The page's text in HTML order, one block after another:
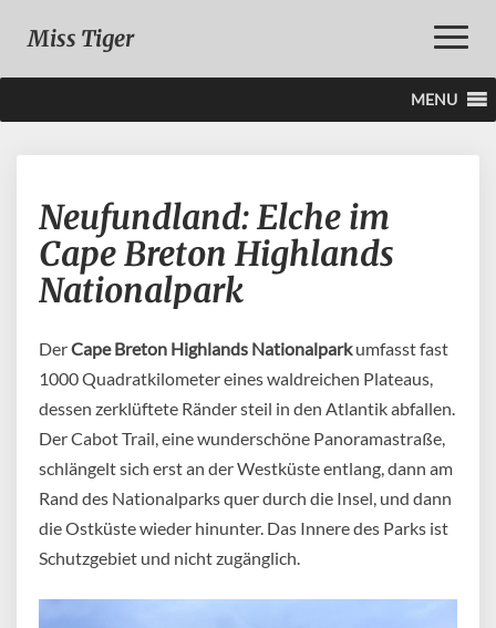
Toggle
Miss Tiger
MENU
Elche
im
Cape
Neufundland: Elche im
Cape Breton Highlands
Nationalpark
DerCape Breton Highlands Nationalparkumfasst fast
1000 Quadratkilometer eines waldreichen Plateaus,
dessen zerklüftete Ränder steil in den Atlantik abfallen.
Der Cabot Trail, eine wunderschöne Panoramastraße,
schlängelt sich erst an der Westküste entlang, dann am
Rand des Nationalparks quer durch die Insel, und dann
die Ostküste wieder hinunter. Das Innere des Parks ist
Schutzgebiet und nicht zugänglich.